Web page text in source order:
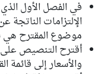
في الفصل الأول
الإلتزامات الناتجة
موضوع المقترح هي
والأسعار إلى قائمة